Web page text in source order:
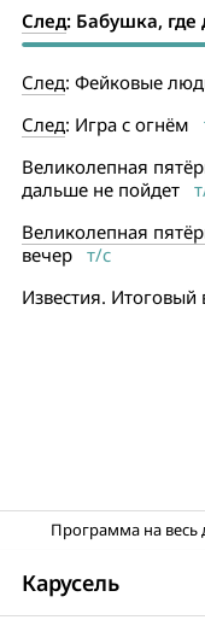
След: Бабушка, где
След: Фейковые
След: Игра с огнём
Великолепная
дальше не пойдет
Великолепная
вечерт/с
Известия. Итоговый
Программа на весь
Карусель